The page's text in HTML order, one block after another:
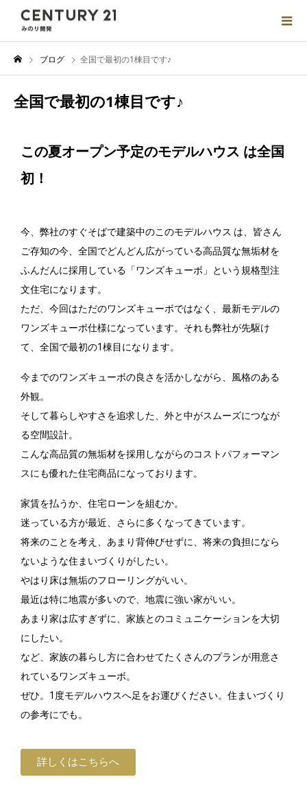
ブログ 全国で最初の1棟目です♪
全国で最初の1棟目です♪
この夏オープン予定のモデルハウス は全国
初！
今、弊社のすぐそばで建築中のこのモデルハウス は、皆さん
ご存知の今、全国でどんどん広がっている高品質な無垢材を
ふんだんに採用している「ワンズキューボ」という規格型注
文住宅になります。
ただ、今回はただのワンズキューボではなく、最新モデルの
ワンズキューボ仕様になっています。それも弊社が先駆け
て、全国で最初の1棟目になります。
今までのワンズキューボの良さを活かしながら、風格のある
外観。
そして暮らしやすさを追求した、外と中がスムーズにつなが
る空間設計。
こんな高品質の無垢材を採用しながらのコストパフォーマン
スにも優れた住宅商品になっております。
家賃を払うか、住宅ローンを組むか。
迷っている方が最近、さらに多くなってきています。
将来のことを考え、あまり背伸びせずに、将来の負担になら
ないような住まいづくりがしたい。
やはり床は無垢のフローリングがいい。
最近は特に地震が多いので、地震に強い家がいい。
あまり家は広すぎずに、家族とのコミュニケーションを大切
にしたい。
など、家族の暮らし方に合わせてたくさんのプランが用意さ
れているワンズキューボ。
ぜひ。1度モデルハウスへ足をお運びください。住まいづくり
の参考にでも。
詳しくはこちらへ